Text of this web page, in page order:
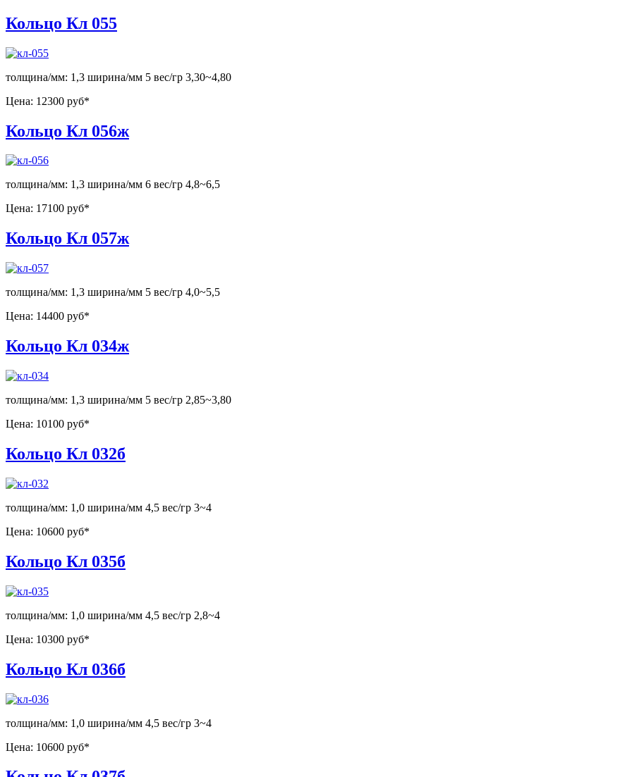
Кольцо Кл 055
толщина/мм: 1,3 ширина/мм 5 вес/гр 3,30~4,80
Цена: 12300 руб*
Кольцо Кл 056ж
толщина/мм: 1,3 ширина/мм 6 вес/гр 4,8~6,5
Цена: 17100 руб*
Кольцо Кл 057ж
толщина/мм: 1,3 ширина/мм 5 вес/гр 4,0~5,5
Цена: 14400 руб*
Кольцо Кл 034ж
толщина/мм: 1,3 ширина/мм 5 вес/гр 2,85~3,80
Цена: 10100 руб*
Кольцо Кл 032б
толщина/мм: 1,0 ширина/мм 4,5 вес/гр 3~4
Цена: 10600 руб*
Кольцо Кл 035б
толщина/мм: 1,0 ширина/мм 4,5 вес/гр 2,8~4
Цена: 10300 руб*
Кольцо Кл 036б
толщина/мм: 1,0 ширина/мм 4,5 вес/гр 3~4
Цена: 10600 руб*